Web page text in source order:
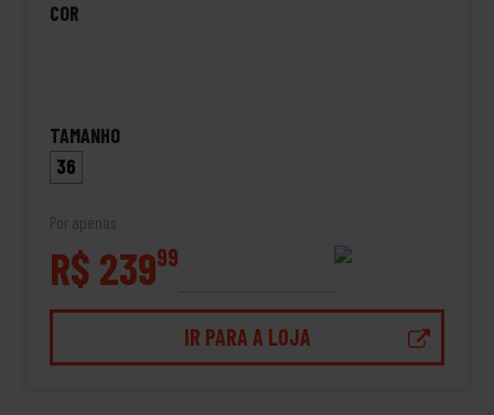
COR
TAMANHO
36
Por apenas
R$ 23999
IR PARA A LOJA